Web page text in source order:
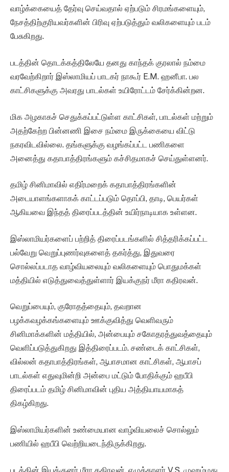
வாழ்க்கையைத் தேர்வு செய்வதால் ஏற்படும் சிரமங்களையும்,
நேசத்திற்குரியவர்களின் பிரிவு ஏற்படுத்தும் வலிகளையும் படம்
பேசுகிறது.
படத்தின் தொடக்கத்திலேயே தனது காந்தக் குரலால் நம்மை
வரவேற்கிறார் இஸ்லாமியப் பாடகர் நாகூர் E.M. ஹனீபா. பல
காட்சிகளுக்கு அவரது பாடல்கள் உயிரோட்டம் சேர்க்கின்றன.
மிக அழகாகச் செதுக்கப்பட்டுள்ள காட்சிகள், பாடல்கள் மற்றும்
அதற்கேற்ற பின்னணி இசை நம்மை இருக்கையை விட்டு
நகரவிடவில்லை. தங்களுக்கு வழங்கப்பட்ட பணிகளை
அனைத்து கதாபாத்திரங்களும் கச்சிதமாகச் செய்துள்ளனர்.
தமிழ் சினிமாவில் எதிர்மறைக் கதாபாத்திரங்களின்
அடையாளங்களாகக் காட்டப்படும் தொப்பி, தாடி, பெயர்கள்
ஆகியவை இந்தத் திரைப்படத்தின் உயிர்நாடியாக உள்ளன.
இஸ்லாமியர்களைப் பற்றித் திரைப்படங்களில் சித்தரிக்கப்பட்ட
பல்வேறு வெறுப்புணர்வுகளைத் தகர்த்து, இதுவரை
சொல்லப்படாத வாழ்வியலையும் வலிகளையும் பொதுமக்கள்
மத்தியில் எடுத்துவைத்துள்ளார் இயக்குநர் மீரா கதிரவன்.
வெறுப்பையும், குரோதத்தையும், தவறான
பழக்கவழக்கங்களையும் ஊக்குவித்து வெளிவரும்
சினிமாக்களின் மத்தியில், அன்பையும் சகோதரத்துவத்தையும்
வெளிப்படுத்துகிறது இத்திரைப்படம். சண்டைக் காட்சிகள்,
வில்லன் கதாபாத்திரங்கள், ஆபாசமான காட்சிகள், ஆபாசப்
பாடல்கள் எதுவுமின்றி அன்பை மட்டும் போதிக்கும் ஹபீபி
திரைப்படம் தமிழ் சினிமாவின் புதிய அத்தியாயமாகத்
திகழ்கிறது.
இஸ்லாமியர்களின் உண்மையான வாழ்வியலைச் சொல்லும்
பணியில் ஹபீபி வெற்றியடைந்திருக்கிறது.
படத்தின் இயக்குனர் மீரா கதிரவன், எழுத்தாளர் V.S. முஹம்மது